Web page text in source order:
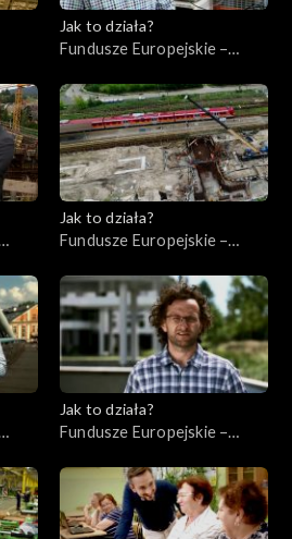
Jak to działa?
Fundusze Europejskie –
Jak to działa?
Fundusze Europejskie –
Jak to działa?
Fundusze Europejskie –